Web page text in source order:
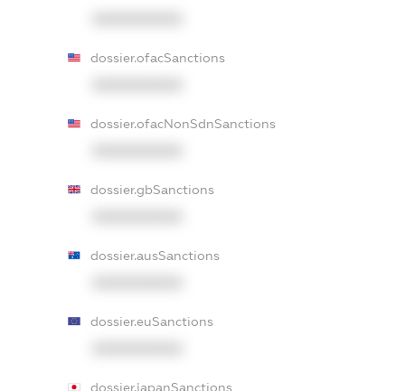
dossier.ofacSanctions
dossier.ofacNonSdnSanctions
dossier.gbSanctions
dossier.ausSanctions
dossier.euSanctions
dossier.japanSanctions